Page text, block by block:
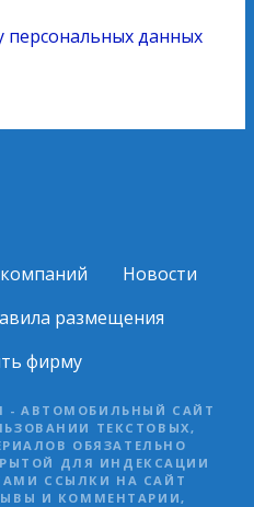
персональных данных
Новости
размещения
фирму
- АВТОМОБИЛЬНЫЙ САЙТ
ТЕКСТОВЫХ,
ОБЯЗАТЕЛЬНО
ДЛЯ ИНДЕКСАЦИИ
ССЫЛКИ НА САЙТ
И КОММЕНТАРИИ,